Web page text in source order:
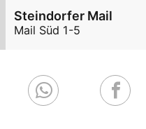
Steindorfer Mail
Mail Süd 1-5